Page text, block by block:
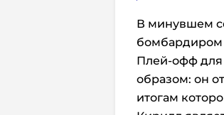
В минувшем
бомбардиром
Плей-офф для
образом: он
итогам